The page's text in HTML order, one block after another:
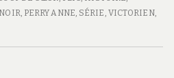
William
NOIR, PERRY ANNE, SÉRIE , VICTORIEN,